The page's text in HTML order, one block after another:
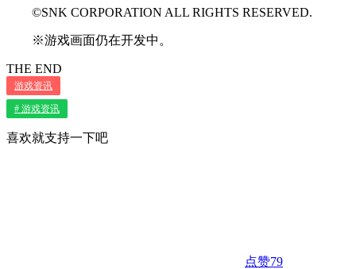
©SNK CORPORATION ALL RIGHTS RESERVED.
※游戏画面仍在开发中。
THE END
游戏资讯
# 游戏资讯
喜欢就支持一下吧
点赞79